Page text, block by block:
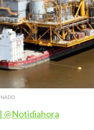
@Notidiahora